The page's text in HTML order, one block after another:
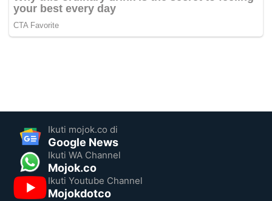
Ikuti mojok.co di
Google News
Ikuti WA Channel
Mojok.co
Ikuti Youtube Channel
Mojokdotco